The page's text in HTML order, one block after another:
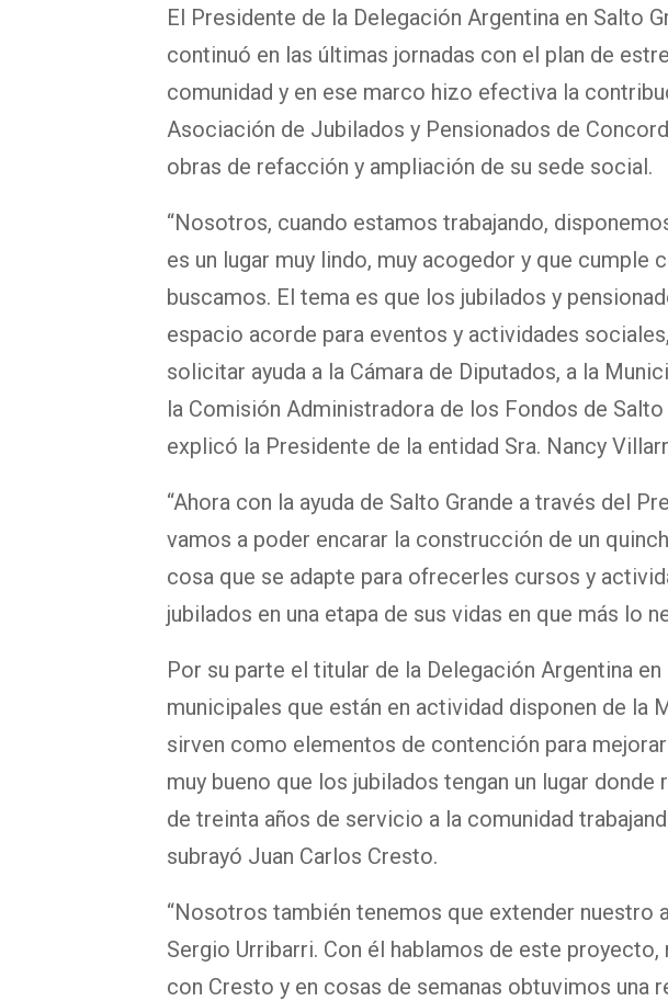
El Presidente de la Delegación Argentina en Salto
continuó en las últimas jornadas con el plan de
comunidad y en ese marco hizo efectiva la
Asociación de Jubilados y Pensionados de
obras de refacción y ampliación de su sede social.
“Nosotros, cuando estamos trabajando,
es un lugar muy lindo, muy acogedor y que cumple
buscamos. El tema es que los jubilados y
espacio acorde para eventos y actividades
solicitar ayuda a la Cámara de Diputados, a la
la Comisión Administradora de los Fondos de
explicó la Presidente de la entidad Sra. Nancy
“Ahora con la ayuda de Salto Grande a través del
vamos a poder encarar la construcción de un
cosa que se adapte para ofrecerles cursos y
jubilados en una etapa de sus vidas en que más lo
Por su parte el titular de la Delegación Argentina
municipales que están en actividad disponen de la
sirven como elementos de contención para
muy bueno que los jubilados tengan un lugar
de treinta años de servicio a la comunidad
subrayó Juan Carlos Cresto.
“Nosotros también tenemos que extender nuestro
Sergio Urribarri. Con él hablamos de este
con Cresto y en cosas de semanas obtuvimos una